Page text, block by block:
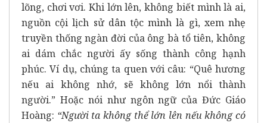
lõng, chơi vơi. Khi lớn lên, không biết mình là ai,
nguồn cội lịch sử dân tộc mình là gì, xem nhẹ
truyền thống ngàn đời của ông bà tổ tiên, không
ai dám chắc người ấy sống thành công hạnh
phúc. Ví dụ, chúng ta quen với câu: “Quê hương
nếu ai không nhớ, sẽ không lớn nổi thành
người.” Hoặc nói như ngôn ngữ của Đức Giáo
Hoàng: “Người ta không thể lớn lên nếu không có